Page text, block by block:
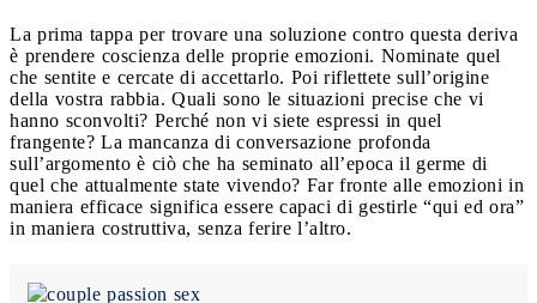
La prima tappa per trovare una soluzione contro questa deriva
è prendere coscienza delle proprie emozioni. Nominate quel
che sentite e cercate di accettarlo. Poi riflettete sull’origine
della vostra rabbia. Quali sono le situazioni precise che vi
hanno sconvolti? Perché non vi siete espressi in quel
frangente? La mancanza di conversazione profonda
sull’argomento è ciò che ha seminato all’epoca il germe di
quel che attualmente state vivendo? Far fronte alle emozioni in
maniera efficace significa essere capaci di gestirle “qui ed ora”
in maniera costruttiva, senza ferire l’altro.